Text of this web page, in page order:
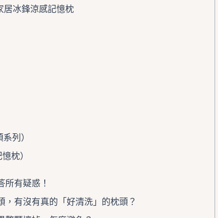
居冰鋒涼感記憶枕
列）
枕）
所有疑惑！
，有沒有真的「好清洗」的枕頭？